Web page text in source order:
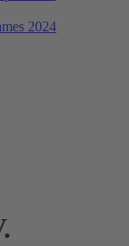
2024